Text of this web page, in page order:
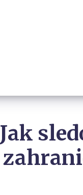
Jak